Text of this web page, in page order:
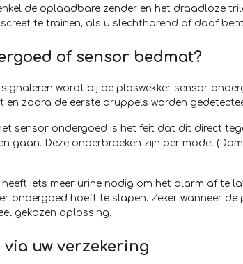
de oplaadbare zender en het draadloze
te trainen, als u slechthorend of doof
of sensor bedmat?
wordt bij de plaswekker sensor
en zodra de eerste druppels worden
sensor ondergoed is het feit dat dit direct
gaan. Deze onderbroeken zijn per model
heeft iets meer urine nodig om het alarm af te
ondergoed hoeft te slapen. Zeker wanneer
gekozen oplossing.
uw verzekering